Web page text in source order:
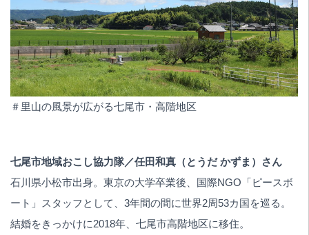
＃里山の風景が広がる七尾市・高階地区
七尾市地域おこし協力隊／任田和真（とうだ かずま）さん
石川県小松市出身。東京の大学卒業後、国際NGO「ピースボ
ート」スタッフとして、3年間の間に世界2周53カ国を巡る。
結婚をきっかけに2018年、七尾市高階地区に移住。